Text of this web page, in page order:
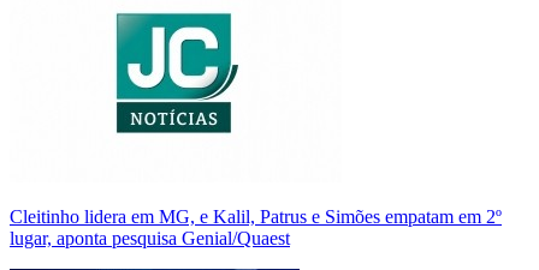
Cleitinho lidera em MG, e Kalil, Patrus e Simões empatam em 2º
lugar, aponta pesquisa Genial/Quaest